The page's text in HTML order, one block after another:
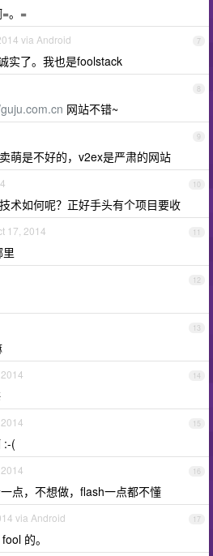
。=
7
via Android
实了。我也是foolstack
8
网站不错~
9
萌是不好的，v2ex是严肃的网站
10
术如何呢？正好手头有个项目要收
11
17, 2014
12
13
14
15
:-(
16
点，不想做，flash一点都不懂
17
via Android
的。